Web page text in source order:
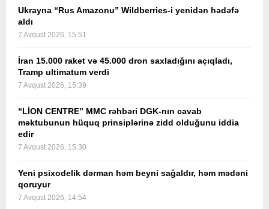
Ukrayna “Rus Amazonu” Wildberries-i yenidən hədəfə
aldı
7 Avqust 2026, 15:51
İran 15.000 raket və 45.000 dron saxladığını açıqladı,
Tramp ultimatum verdi
7 Avqust 2026, 15:39
“LİON CENTRE” MMC rəhbəri DGK-nın cavab
məktubunun hüquq prinsiplərinə zidd olduğunu iddia
edir
7 Avqust 2026, 15:30
Yeni psixodelik dərman həm beyni sağaldır, həm mədəni
qoruyur
7 Avqust 2026, 14:54